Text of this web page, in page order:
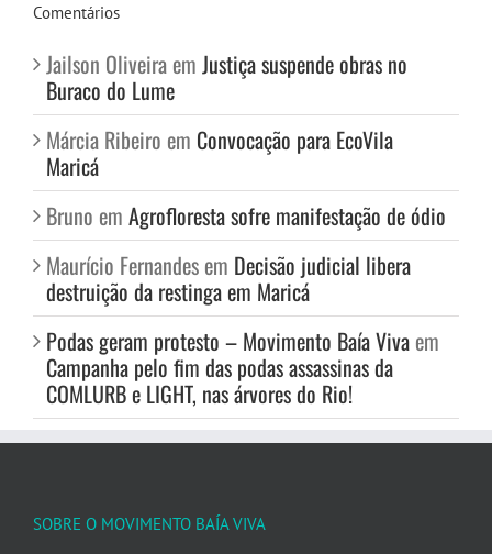
Comentários
Jailson Oliveira em Justiça suspende obras no
Buraco do Lume
Márcia Ribeiro em Convocação para EcoVila
Maricá
Bruno em Agrofloresta sofre manifestação de ódio
Maurício Fernandes em Decisão judicial libera
destruição da restinga em Maricá
Podas geram protesto – Movimento Baía Viva em
Campanha pelo fim das podas assassinas da
COMLURB e LIGHT, nas árvores do Rio!
SOBRE O MOVIMENTO BAÍA VIVA